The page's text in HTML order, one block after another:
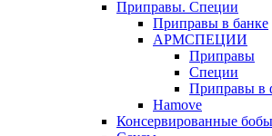
Приправы. Специи
Приправы в банке
АРМСПЕЦИИ
Приправы
Специи
Приправы в
Hamove
Консервированные бобы